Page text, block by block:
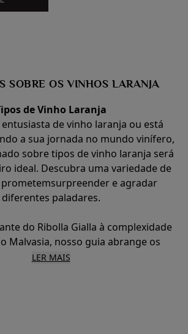
SOBRE OS VINHOS LARANJA
de Vinho Laranja
entusiasta de vinho laranja ou está
a sua jornada no mundo vinífero,
sobre tipos de vinho laranja será
ideal. Descubra uma variedade de
surpreender e agradar
diferentes paladares.
do Ribolla Gialla à complexidade
Malvasia, nosso guia abrange os
de vinho laranja que conquistaram
LER MAIS